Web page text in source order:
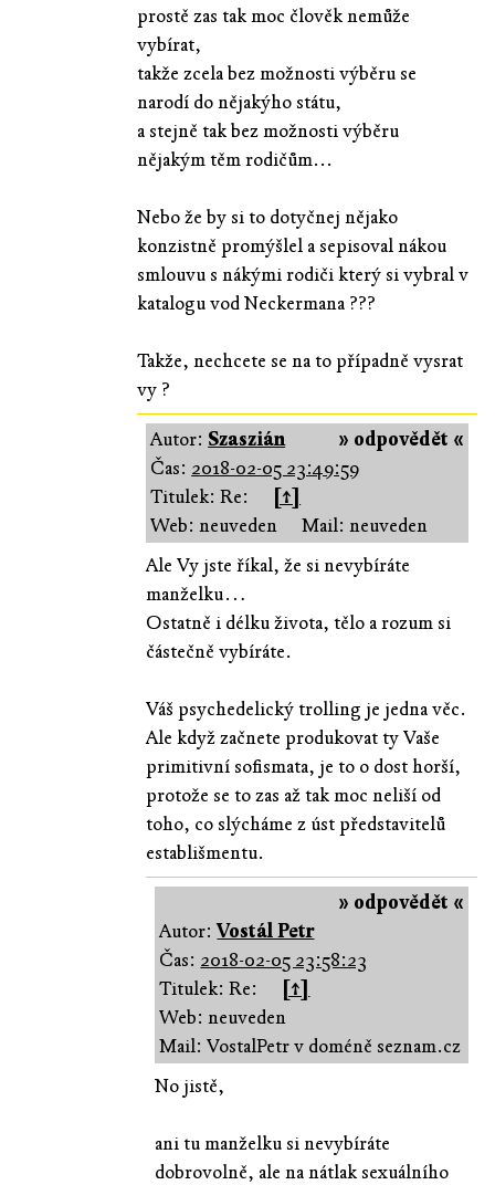
prostě zas tak moc člověk nemůže
vybírat,
takže zcela bez možnosti výběru se
narodí do nějakýho státu,
a stejně tak bez možnosti výběru
nějakým těm rodičům...
Nebo že by si to dotyčnej nějako
konzistně promýšlel a sepisoval nákou
smlouvu s nákými rodiči který si vybral v
katalogu vod Neckermana ???
Takže, nechcete se na to případně vysrat
vy ?
» odpovědět «
Autor: Szaszián
Čas: 2018-02-05 23:49:59
Titulek: Re:
[↑]
Web: neuveden
Mail: neuveden
Ale Vy jste říkal, že si nevybíráte
manželku…
Ostatně i délku života, tělo a rozum si
částečně vybíráte.
Váš psychedelický trolling je jedna věc.
Ale když začnete produkovat ty Vaše
primitivní sofismata, je to o dost horší,
protože se to zas až tak moc neliší od
toho, co slýcháme z úst představitelů
establišmentu.
» odpovědět «
Autor:Vostál Petr
Čas: 2018-02-05 23:58:23
Titulek: Re:
[↑]
Web: neuveden
Mail: VostalPetr v doméně seznam.cz
No jistě,
ani tu manželku si nevybíráte
dobrovolně, ale na nátlak sexuálního